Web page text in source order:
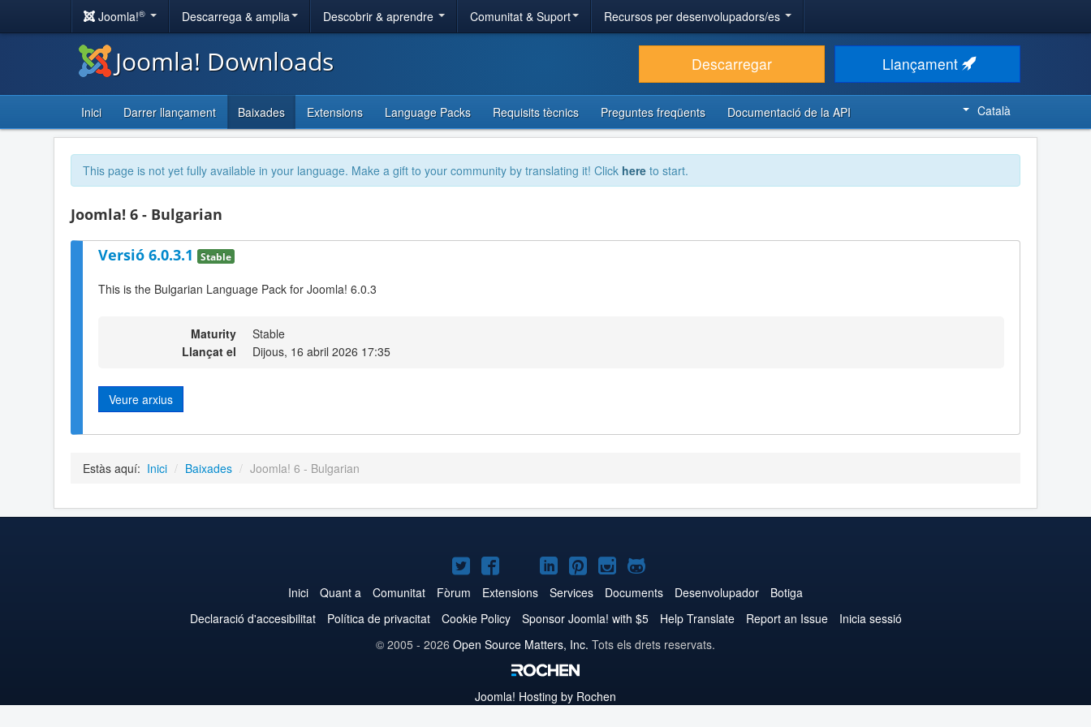
Joomla!® Descarrega & amplia Descobrir & aprendre Comunitat & Suport Recursos per desenvolupadors/es
Joomla! Downloads Descarregar Llançament
Inici Darrer llançament Baixades Extensions Language Packs Requisits tècnics Preguntes freqüents Documentació de la API Català
This page is not yet fully available in your language. Make a gift to your community by translating it! Click here to start.
Joomla! 6 - Bulgarian
Versió 6.0.3.1 Stable
This is the Bulgarian Language Pack for Joomla! 6.0.3
Maturity
Stable
Llançat el
Dijous, 16 abril 2026 17:35
Veure arxius
Estàs aquí: Inici / Baixades / Joomla! 6 - Bulgarian
Joomla!
a
Twitter
Joomla!
a
Facebook
Joomla!
a
YouTube
Joomla!
a
LinkedIn
Joomla!
a
Pinterest
Joomla!
a
Instagram
Joomla!
a
GitHub
Inici Quant a Comunitat Fòrum Extensions Services Documents Desenvolupador
Botiga
Declaració d'accesibilitat
Política de privacitat Cookie Policy Sponsor Joomla! with $5 Help Translate Report an Issue
Inicia sessió
© 2005 - 2026 Open Source Matters, Inc. Tots els drets reservats.
Joomla! Hosting by Rochen